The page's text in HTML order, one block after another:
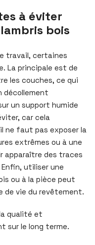
à éviter
bois
travail, certaines
La principale est de
les couches, ce qui
décollement
un support humide
car cela
ne faut pas exposer la
extrêmes ou à une
apparaître des traces
utiliser une
ou à la pièce peut
de vie du revêtement.
qualité et
sur le long terme.